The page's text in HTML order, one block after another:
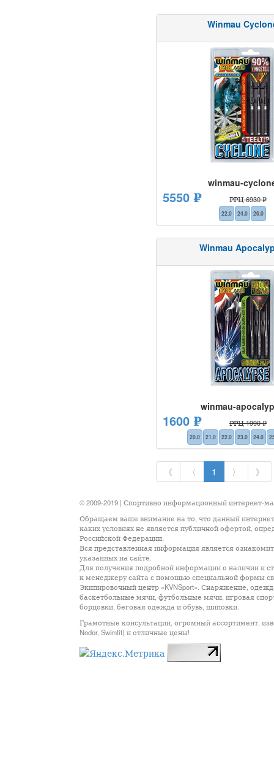
Winmau
winmau-
5550 ₽ РРЦ 6930 ₽
22.0 24.0 26.0
Winmau
winmau-
1600 ₽ РРЦ 1990 ₽
20.0 21.0 22.0 23.0 24.0
《 〈 1 〉 》
© 2009-2019 | Спортивно информационный интернет-
Обращаем ваше внимание на то, что данный
каких условиях не является публичной офертой,
Российской Федерации.
Вся представленная информация является
указанных на сайте.
Для получения подробной информации о наличии и
к менеджеру сайта с помощью специальной формы
Экипировочный центр «KVNSport». Снаряжение,
баскетбольные мячи, футбольные мячи, игровая
борцовки, беговая одежда и обувь, шиповки.
Грамотные консультации, огромный ассортимент,
Nodor, Swimfit) и отличные цены!